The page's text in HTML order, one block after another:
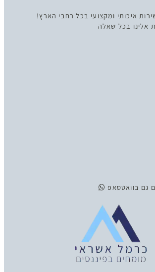
איכותי ומקצועי בכל רחבי הארץ!
אלינו בכל שאלה
גם בוואטסאפ